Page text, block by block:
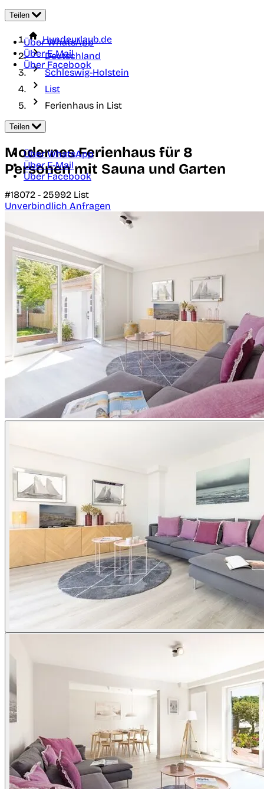
Teilen
Über WhatsApp
Über E-Mail
Über Facebook
Hundeurlaub.de
Deutschland
Schleswig-Holstein
List
Ferienhaus in List
Teilen
Über WhatsApp
Über E-Mail
Über Facebook
Modernes Ferienhaus für 8
Personen mit Sauna und Garten
#18072 - 25992 List
Unverbindlich Anfragen